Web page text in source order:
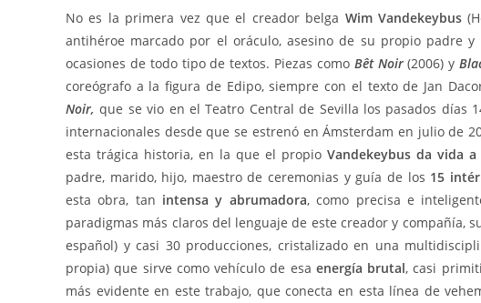
No es la primera vez que el creador belga Wim Vandekeybus
antihéroe marcado por el oráculo, asesino de su propio padre
ocasiones de todo tipo de textos. Piezas como Bêt Noir(2006) y
coreógrafo a la figura de Edipo, siempre con el texto de Jan
Noir, que se vio en el Teatro Central de Sevilla los pasados
internacionales desde que se estrenó en Ámsterdam en julio de
esta trágica historia, en la que el propio Vandekeybus da vida a
padre, marido, hijo, maestro de ceremonias y guía de los 15
esta obra, tan intensa y abrumadora,como precisa e
paradigmas más claros del lenguaje de este creador y compañía,
español) y casi 30 producciones, cristalizado en una
propia) que sirve como vehículo de esa energía brutal, casi
más evidente en este trabajo, que conecta en esta línea de